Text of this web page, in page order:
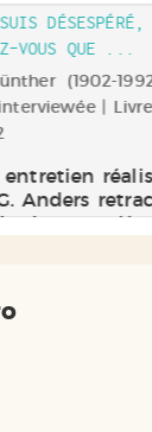
DÉSESPÉRÉ,
VOUS QUE ...
(1902-
|
entretien
Anders
de sa
par